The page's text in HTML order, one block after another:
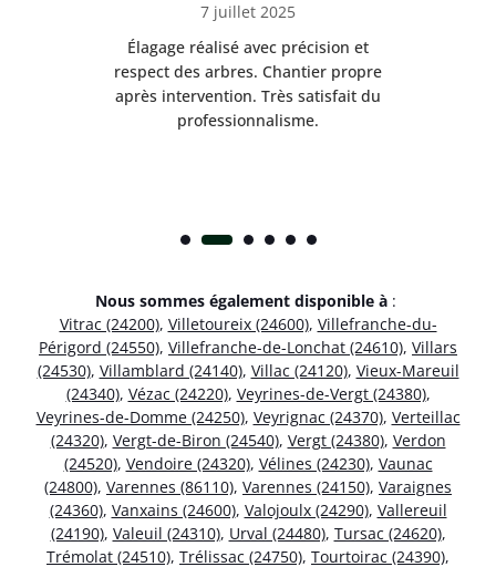
7 juillet 2025
Élagage réalisé avec précision et
respect des arbres. Chantier propre
après intervention. Très satisfait du
professionnalisme.
Nous sommes également disponible à :
Vitrac (24200), Villetoureix (24600), Villefranche-du-
Périgord (24550), Villefranche-de-Lonchat (24610), Villars
(24530), Villamblard (24140), Villac (24120), Vieux-Mareuil
(24340), Vézac (24220), Veyrines-de-Vergt (24380),
Veyrines-de-Domme (24250), Veyrignac (24370), Verteillac
(24320), Vergt-de-Biron (24540), Vergt (24380), Verdon
(24520), Vendoire (24320), Vélines (24230), Vaunac
(24800), Varennes (86110), Varennes (24150), Varaignes
(24360), Vanxains (24600), Valojoulx (24290), Vallereuil
(24190), Valeuil (24310), Urval (24480), Tursac (24620),
Trémolat (24510), Trélissac (24750), Tourtoirac (24390),